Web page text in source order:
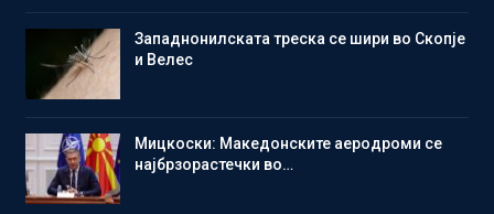
Западнонилската треска се шири во Скопје
и Велес
Мицкоски: Македонските аеродроми се
најбрзорастечки во…